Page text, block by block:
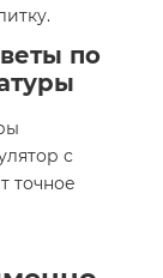
по
с
точное